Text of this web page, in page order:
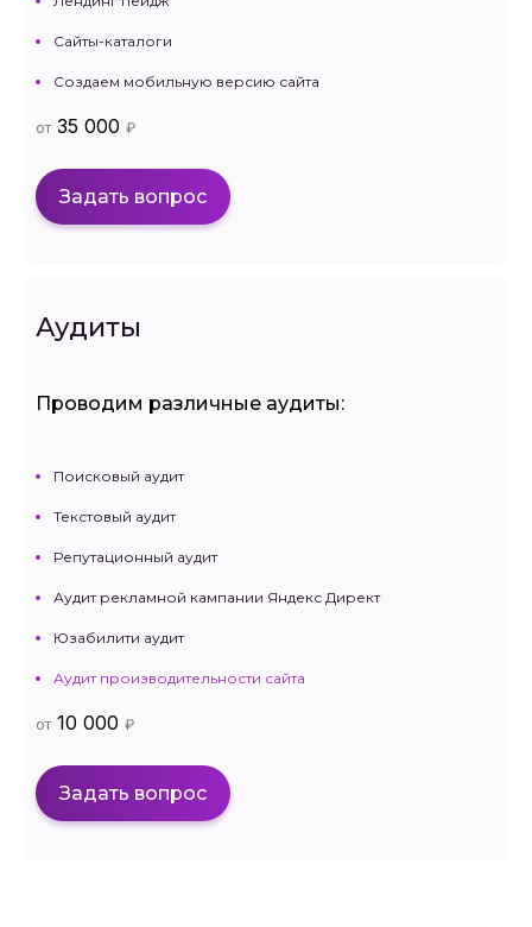
Сайты-каталоги
Создаем мобильную версию сайта
от 35 000 ₽
Задать вопрос
Аудиты
Проводим различные аудиты:
Поисковый аудит
Текстовый аудит
Репутационный аудит
Аудит рекламной кампании Яндекс Директ
Юзабилити аудит
Аудит производительности сайта
от 10 000 ₽
Задать вопрос